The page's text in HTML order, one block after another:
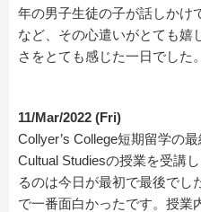
年の男子生徒の子が話しかけ
など、その心遣いがとても嬉
さをとても感じた一日でした。
11/Mar/2022 (Fri)
Collyer’s College短期留学の
Cultual Studiesの授業を受講
るのは今日が最初で最後でし
で一番面白かったです。授業